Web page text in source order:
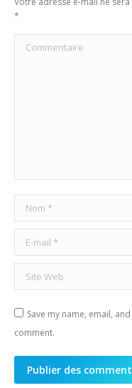
*
Commentaire
Nom *
E-mail *
Site Web
Save my name, email,
comment.
Publier des